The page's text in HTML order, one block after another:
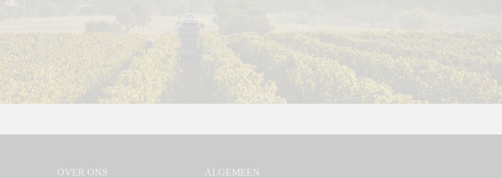
OVER ONS ALGEMEEN